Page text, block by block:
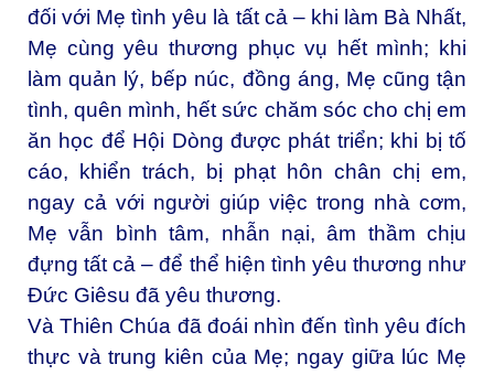
đối với Mẹ tình yêu là tất cả – khi làm Bà Nhất,
Mẹ cùng yêu thương phục vụ hết mình; khi
làm quản lý, bếp núc, đồng áng, Mẹ cũng tận
tình, quên mình, hết sức chăm sóc cho chị em
ăn học để Hội Dòng được phát triển; khi bị tố
cáo, khiển trách, bị phạt hôn chân chị em,
ngay cả với người giúp việc trong nhà cơm,
Mẹ vẫn bình tâm, nhẫn nại, âm thầm chịu
đựng tất cả – để thể hiện tình yêu thương như
Đức Giêsu đã yêu thương.
Và Thiên Chúa đã đoái nhìn đến tình yêu đích
thực và trung kiên của Mẹ; ngay giữa lúc Mẹ